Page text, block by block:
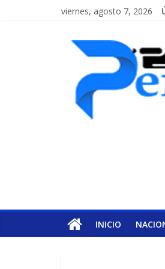
viernes, agosto 7, 2026
INICIO